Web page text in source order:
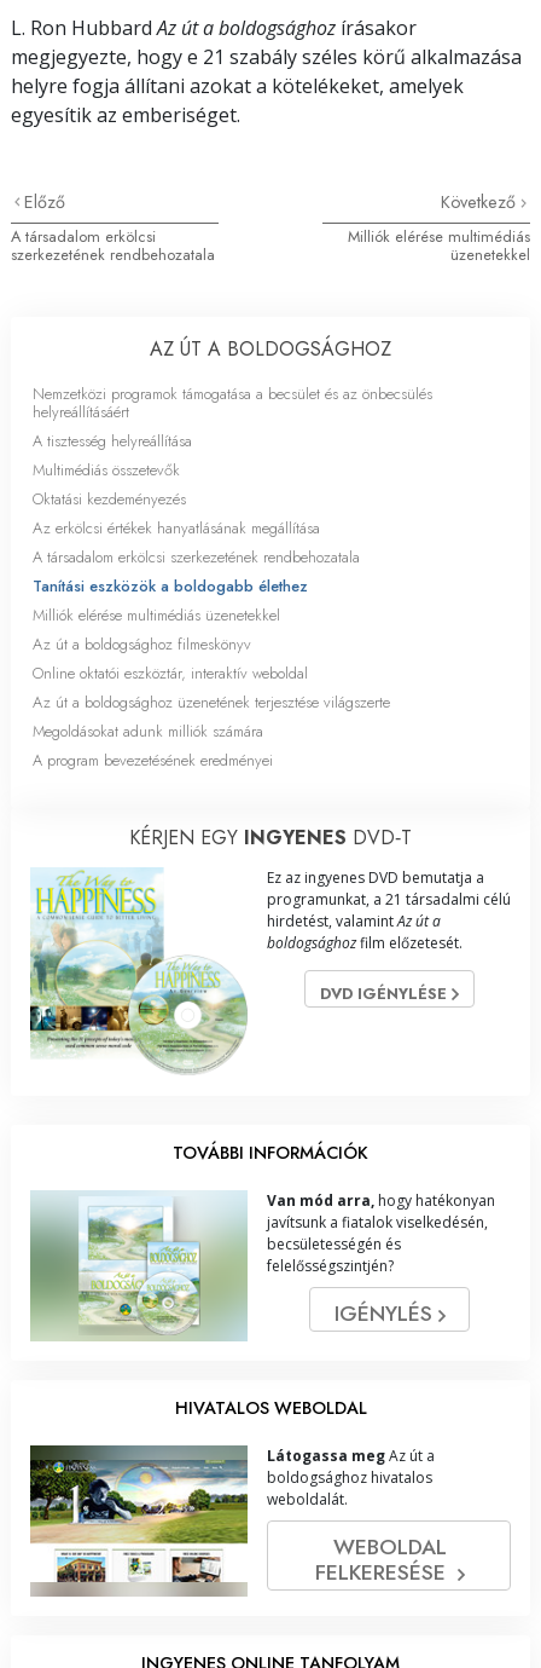
L. Ron HubbardAz út a boldogsághoz írásakor
megjegyezte, hogy e 21 szabály széles körű alkalmazása
helyre fogja állítani azokat a kötelékeket, amelyek
egyesítik az emberiséget.
Előző
A társadalom erkölcsi
szerkezetének rendbehozatala
Következő
Milliók elérése multimédiás
üzenetekkel
AZ ÚT A BOLDOGSÁGHOZ
Nemzetközi programok támogatása a becsület és az önbecsülés
helyreállításáért
A tisztesség helyreállítása
Multimédiás összetevők
Oktatási kezdeményezés
Az erkölcsi értékek hanyatlásának megállítása
A társadalom erkölcsi szerkezetének rendbehozatala
Tanítási eszközök a boldogabb élethez
Milliók elérése multimédiás üzenetekkel
Az út a boldogsághoz filmeskönyv
Online oktatói eszköztár, interaktív weboldal
Az út a boldogsághoz üzenetének terjesztése világszerte
Megoldásokat adunk milliók számára
A program bevezetésének eredményei
KÉRJEN EGY INGYENES DVD‑T
Ez az ingyenes DVD bemutatja a
programunkat, a 21 társadalmi célú
hirdetést, valamintAz út a
boldogsághozfilm előzetesét.
DVD IGÉNYLÉSE
TOVÁBBI INFORMÁCIÓK
Van mód arra, hogy hatékonyan
javítsunk a fiatalok viselkedésén,
becsületességén és
felelősségszintjén?
IGÉNYLÉS
HIVATALOS WEBOLDAL
Látogassa megAz út a
boldogsághoz hivatalos
weboldalát.
WEBOLDAL
FELKERESÉSE
INGYENES ONLINE TANFOLYAM